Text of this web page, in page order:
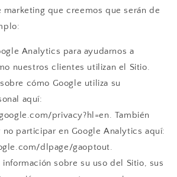
marketing que creemos que serán de
Analytics para ayudarnos a
nuestros clientes utilizan el Sitio.
cómo Google utiliza su
aquí:
privacy?hl=en. También
participar en Google Analytics aquí:
dlpage/gaoptout.
información sobre su uso del Sitio, sus